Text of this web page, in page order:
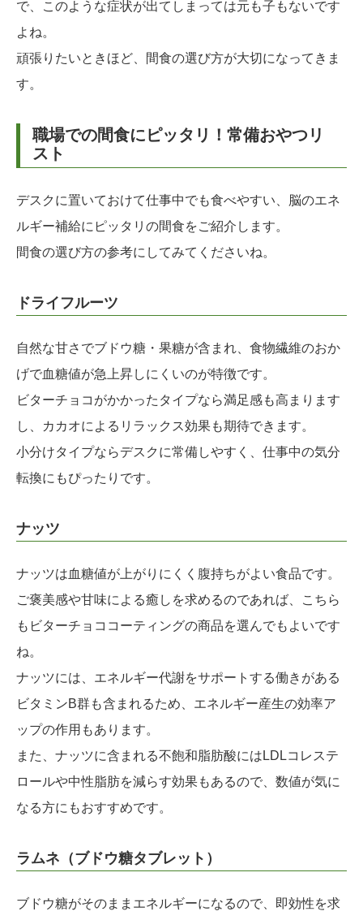
で、このような症状が出てしまっては元も子もないです
よね。
頑張りたいときほど、間食の選び方が大切になってきま
す。
職場での間食にピッタリ！常備おやつリ
スト
デスクに置いておけて仕事中でも食べやすい、脳のエネ
ルギー補給にピッタリの間食をご紹介します。
間食の選び方の参考にしてみてくださいね。
ドライフルーツ
自然な甘さでブドウ糖・果糖が含まれ、食物繊維のおか
げで血糖値が急上昇しにくいのが特徴です。
ビターチョコがかかったタイプなら満足感も高まります
し、カカオによるリラックス効果も期待できます。
小分けタイプならデスクに常備しやすく、仕事中の気分
転換にもぴったりです。
ナッツ
ナッツは血糖値が上がりにくく腹持ちがよい食品です。
ご褒美感や甘味による癒しを求めるのであれば、こちら
もビターチョココーティングの商品を選んでもよいです
ね。
ナッツには、エネルギー代謝をサポートする働きがある
ビタミンB群も含まれるため、エネルギー産生の効率ア
ップの作用もあります。
また、ナッツに含まれる不飽和脂肪酸にはLDLコレステ
ロールや中性脂肪を減らす効果もあるので、数値が気に
なる方にもおすすめです。
ラムネ（ブドウ糖タブレット）
ブドウ糖がそのままエネルギーになるので、即効性を求